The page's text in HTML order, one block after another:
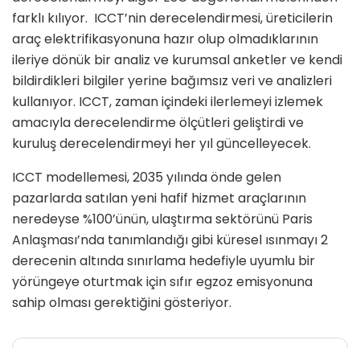
farklı kılıyor. ICCT’nin derecelendirmesi, üreticilerin
araç elektrifikasyonuna hazır olup olmadıklarının
ileriye dönük bir analiz ve kurumsal anketler ve kendi
bildirdikleri bilgiler yerine bağımsız veri ve analizleri
kullanıyor. ICCT, zaman içindeki ilerlemeyi izlemek
amacıyla derecelendirme ölçütleri geliştirdi ve
kuruluş derecelendirmeyi her yıl güncelleyecek.
ICCT modellemesi, 2035 yılında önde gelen
pazarlarda satılan yeni hafif hizmet araçlarının
neredeyse %100’ünün, ulaştırma sektörünü Paris
Anlaşması’nda tanımlandığı gibi küresel ısınmayı 2
derecenin altında sınırlama hedefiyle uyumlu bir
yörüngeye oturtmak için sıfır egzoz emisyonuna
sahip olması gerektiğini gösteriyor.